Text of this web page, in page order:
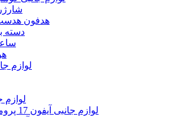
هدفون
دسته
لوازم
لوازم
لوازم جانبی آیفون 17 پرومکس